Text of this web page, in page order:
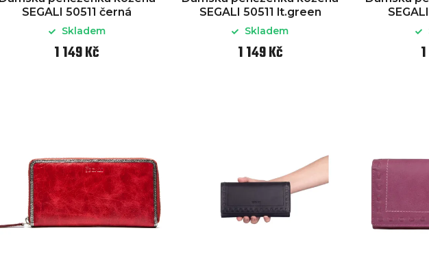
SEGALI 50511 černá
Skladem
1 149 Kč
SEGALI 50511 lt.green
Skladem
1 149 Kč